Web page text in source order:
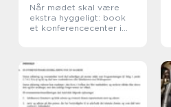
Når mødet skal være
ekstra hyggeligt: book
et konferencecenter i